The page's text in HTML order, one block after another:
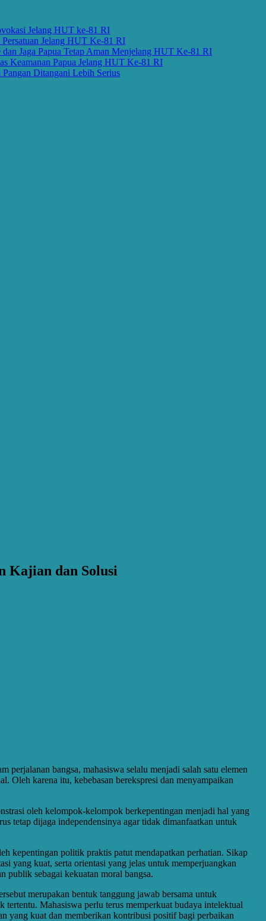
Jelang HUT ke-81 RI
Jelang HUT Ke-81 RI
Jaga Papua Tetap Aman Menjelang HUT Ke-81 RI
Papua Jelang HUT Ke-81 RI
Ditangani Lebih Serius
Kajian dan Solusi
perjalanan bangsa, mahasiswa selalu menjadi salah satu elemen
Oleh karena itu, kebebasan berekspresi dan menyampaikan
oleh kelompok-kelompok berkepentingan menjadi hal yang
tetap dijaga independensinya agar tidak dimanfaatkan untuk
kepentingan politik praktis patut mendapatkan perhatian. Sikap
yang kuat, serta orientasi yang jelas untuk memperjuangkan
publik sebagai kekuatan moral bangsa.
merupakan bentuk tanggung jawab bersama untuk
Mahasiswa perlu terus memperkuat budaya intelektual
yang kuat dan memberikan kontribusi positif bagi perbaikan